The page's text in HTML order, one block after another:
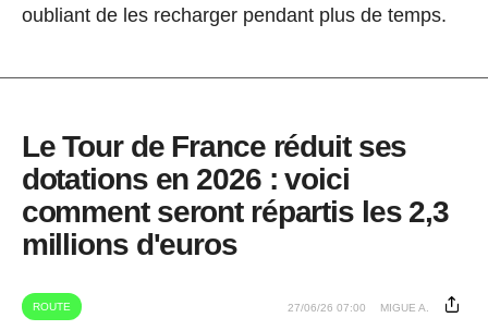
oubliant de les recharger pendant plus de temps.
Le Tour de France réduit ses
dotations en 2026 : voici
comment seront répartis les 2,3
millions d'euros
ROUTE 27/06/26 07:00 MIGUE A.